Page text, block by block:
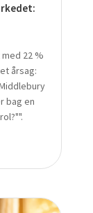
22 %
årsag:
bag en